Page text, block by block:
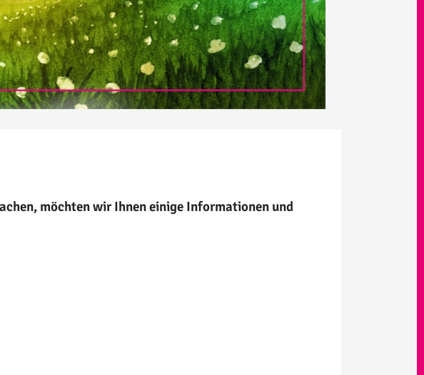
möchten wir Ihnen einige Informationen und